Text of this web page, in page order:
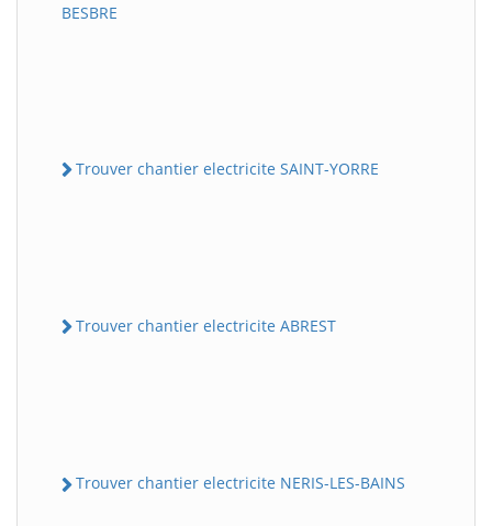
BESBRE
Trouver chantier electricite SAINT-YORRE
Trouver chantier electricite ABREST
Trouver chantier electricite NERIS-LES-BAINS